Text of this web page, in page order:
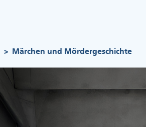
> Märchen und Mördergeschichte